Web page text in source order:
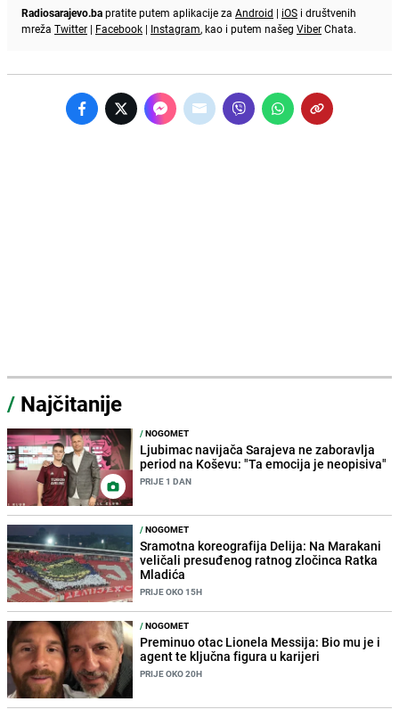
Radiosarajevo.bapratite putem aplikacije za Android | iOS i društvenih
mreža Twitter | Facebook | Instagram, kao i putem našeg ViberChata.
/ Najčitanije
/NOGOMET
Ljubimac navijača Sarajeva ne zaboravlja
period na Koševu: "Ta emocija je neopisiva"
PRIJE 1 DAN
/NOGOMET
Sramotna koreografija Delija: Na Marakani
veličali presuđenog ratnog zločinca Ratka
Mladića
PRIJE OKO 15H
/NOGOMET
Preminuo otac Lionela Messija: Bio mu je i
agent te ključna figura u karijeri
PRIJE OKO 20H